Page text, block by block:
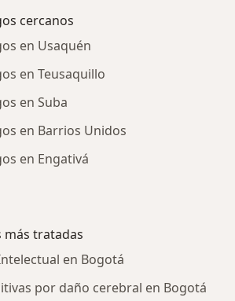
cercanos
en Usaquén
en Teusaquillo
en Suba
en Barrios Unidos
en Engativá
más tratadas
en Bogotá
por daño cerebral en Bogotá